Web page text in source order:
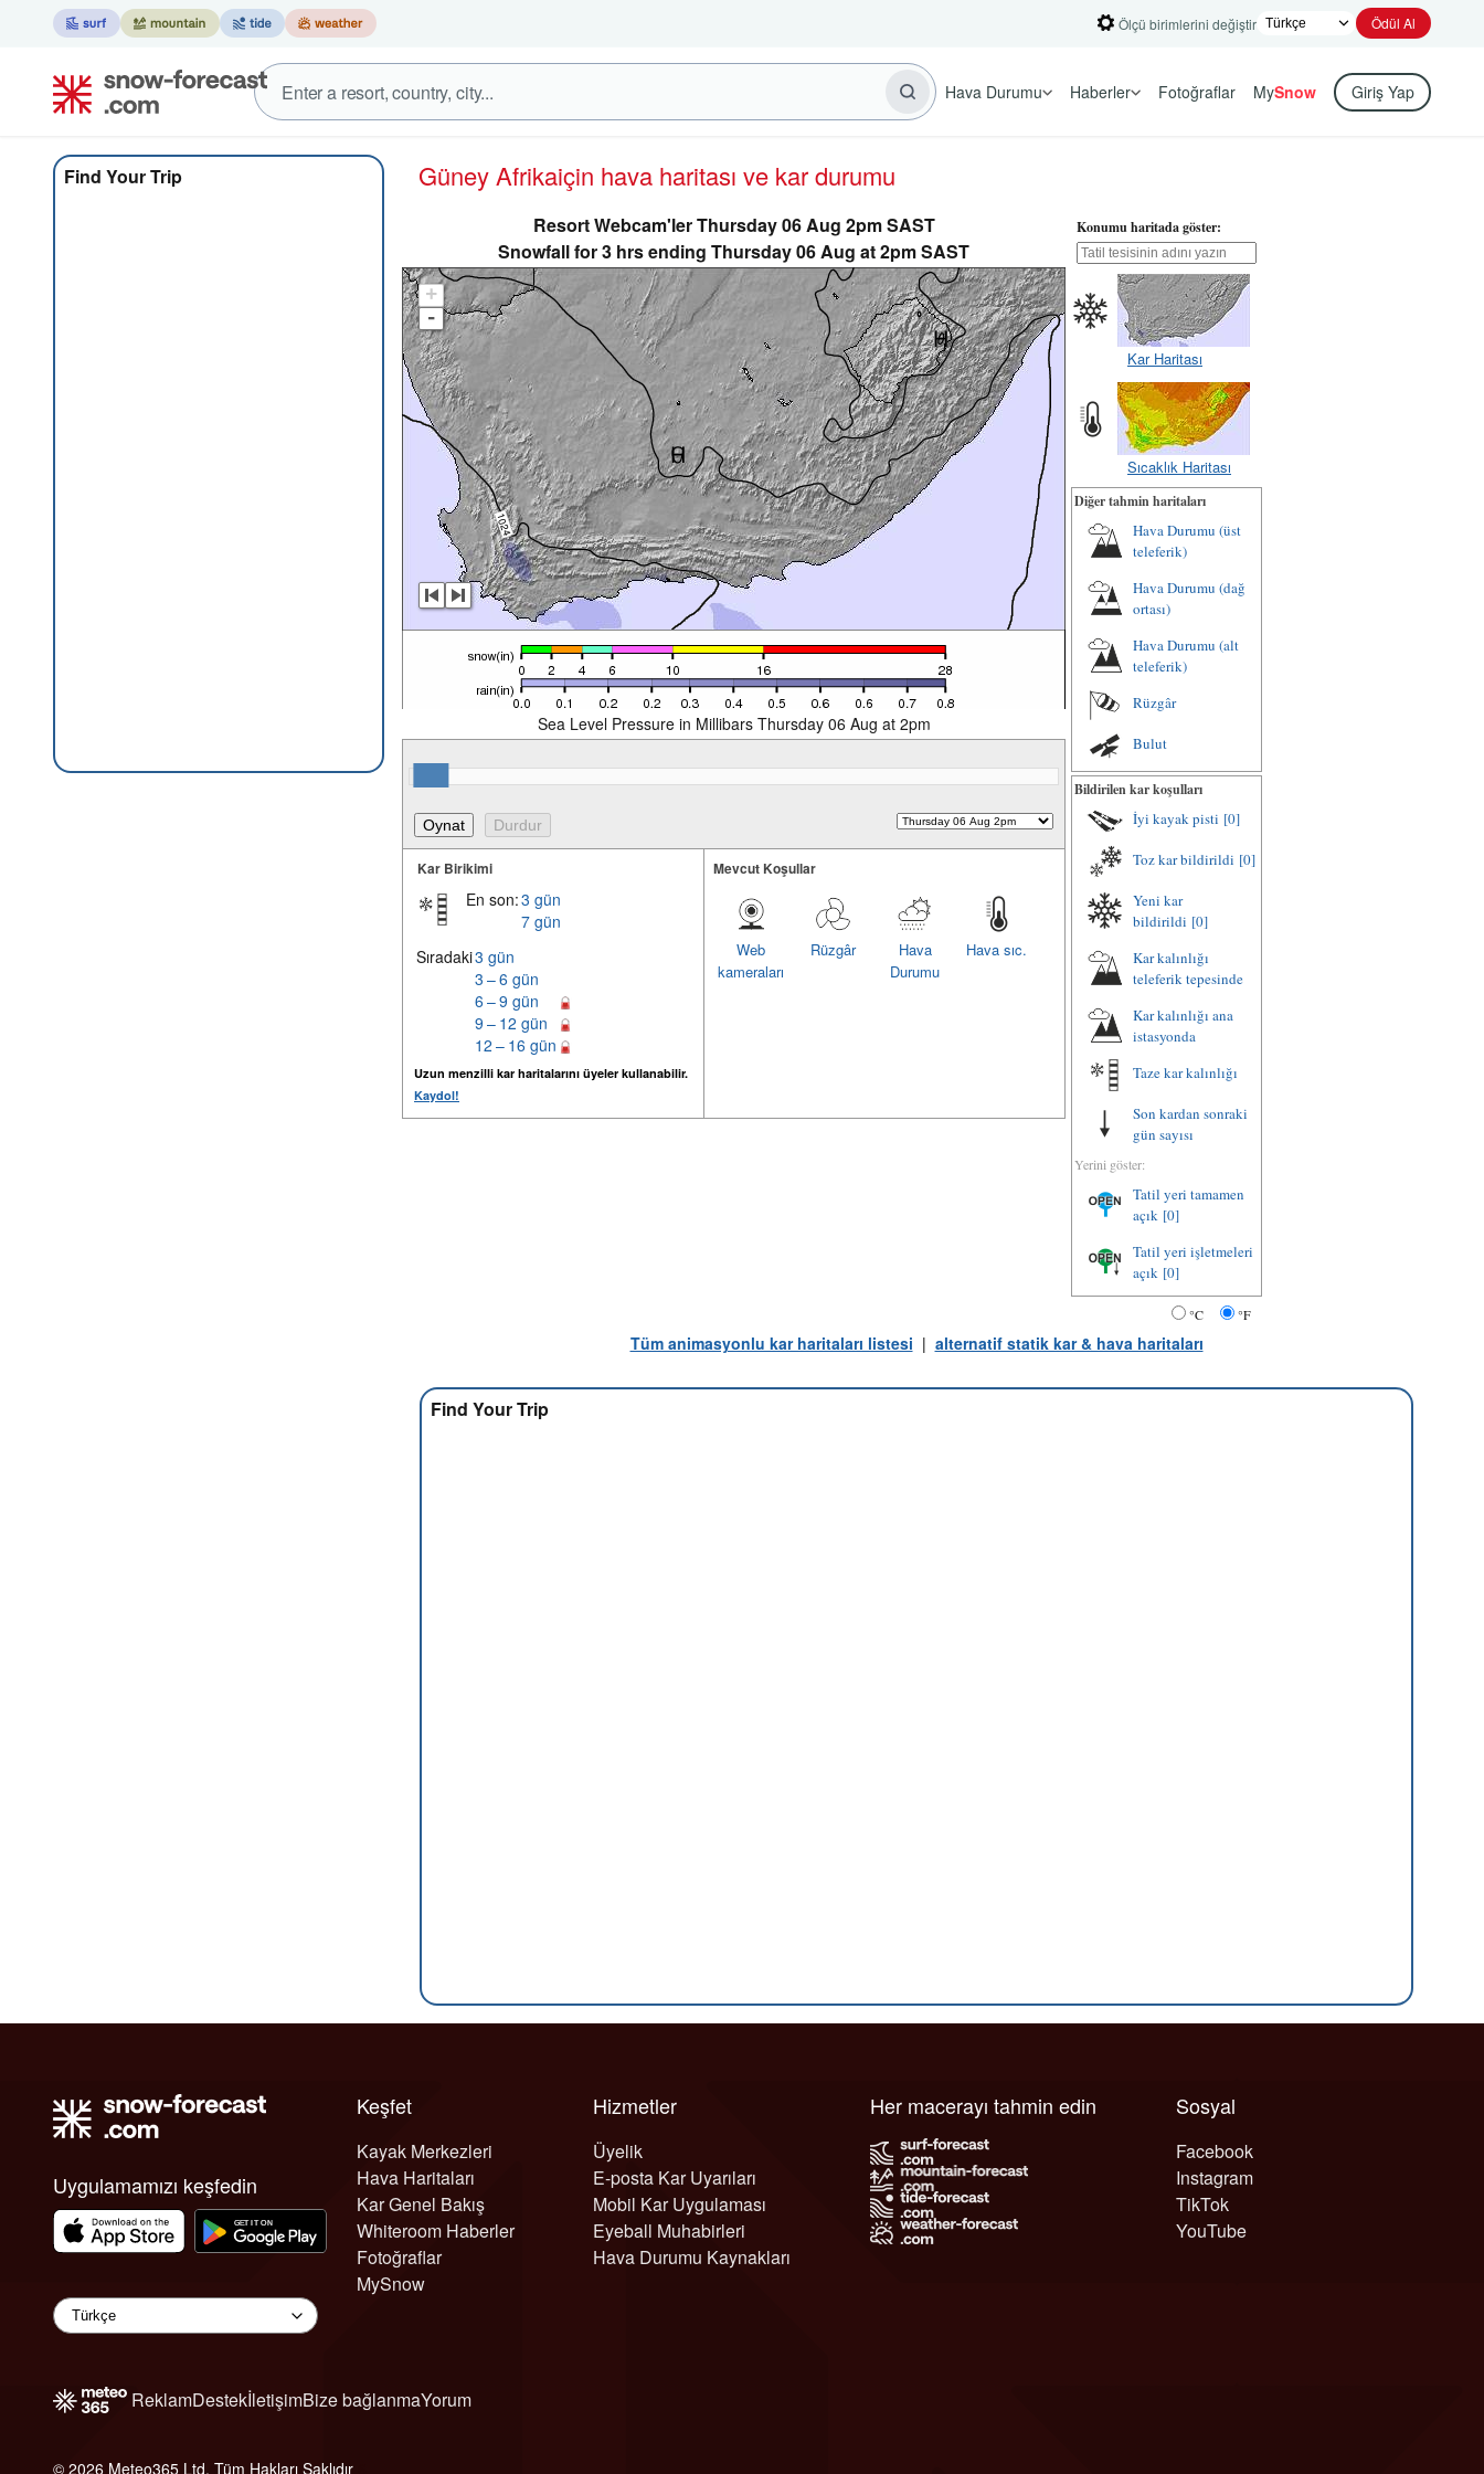
Ölçü birimlerini değiştir Ödül Al
Hava Durumu Haberler Fotoğraflar MySnow Giriş Yap
Find Your Trip Güney Afrikaiçin hava haritası ve kar durumu
Resort Webcam'ler Thursday 06 Aug 2pm SAST
Snowfall for 3 hrs ending Thursday 06 Aug at 2pm SAST
+
-
Sea Level Pressure in Millibars Thursday 06 Aug at 2pm
Kar Birikimi
En son:3 gün
7 gün
Sıradaki3 gün
3 – 6 gün
6 – 9 gün
9 – 12 gün
12 – 16 gün
Uzun menzilli kar haritalarını üyeler kullanabilir.
Kaydol!
Mevcut Koşullar
Hava sıc.
Hava
Durumu
Rüzgâr
Web
kameraları
Konumu haritada göster:
Kar Haritası
Sıcaklık Haritası
Diğer tahmin haritaları
Hava Durumu (üst
teleferik)
Hava Durumu (dağ
ortası)
Hava Durumu (alt
teleferik)
Rüzgâr
Bulut
Bildirilen kar koşulları
İyi kayak pisti [0]
Toz kar bildirildi [0]
Yeni kar
bildirildi [0]
Kar kalınlığı
teleferik tepesinde
Kar kalınlığı ana
istasyonda
Taze kar kalınlığı
Son kardan sonraki
gün sayısı
Yerini göster:
Tatil yeri tamamen
açık [0]
Tatil yeri işletmeleri
açık [0]
°C °F
Tüm animasyonlu kar haritaları listesi | alternatif statik kar & hava haritaları
Find Your Trip
Uygulamamızı keşfedin
Keşfet
Kayak Merkezleri
Hava Haritaları
Kar Genel Bakış
Whiteroom Haberler
Fotoğraflar
MySnow
Hizmetler
Üyelik
E-posta Kar Uyarıları
Mobil Kar Uygulaması
Eyeball Muhabirleri
Hava Durumu Kaynakları
Sosyal
Facebook
Instagram
TikTok
YouTube
Her macerayı tahmin edin
ReklamDestekİletişimBize bağlanmaYorum
© 2026 Meteo365 Ltd. Tüm Hakları Saklıdır